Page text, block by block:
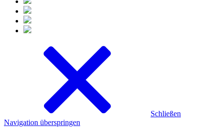
Schließen
Navigation überspringen